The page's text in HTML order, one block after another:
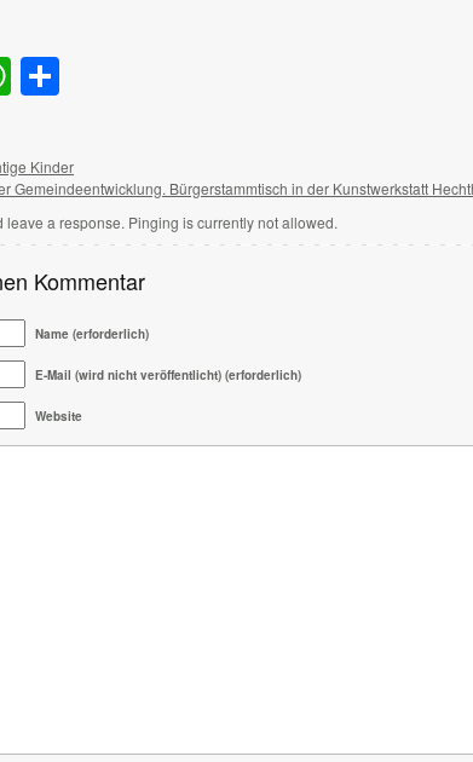
WhatsApp
Kinder
Gemeindeentwicklung. Bürgerstammtisch in der Kunstwerkstatt
leave a response. Pinging is currently not allowed.
Kommentar
Name (erforderlich)
E-Mail (wird nicht veröffentlicht) (erforderlich)
Website